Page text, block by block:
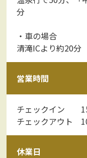
分
・車の場合
清滝ICより約20分
営業時間
チェックイン
チェックアウト
休業日